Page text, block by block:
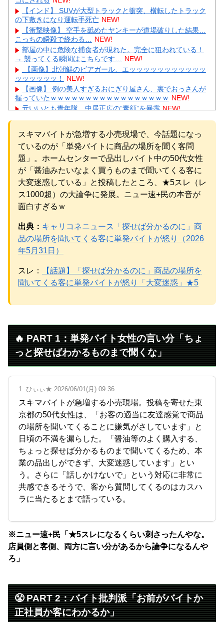
【インド】 SUVが大型トラックと衝突、横転したトラック
の下敷きになり運転手死亡 NEW!
【衝撃映像】 空手を舐めたヤンキーが道場破りした結果…
こっちの瞬殺で終わる…
NEW!
部屋の中に危険な捕食者が現れた。完全に狙われている！
→ 襲ってくる瞬間はこちらです…
NEW!
【画像】北朝鮮のビアガール、エッッッッッッッッッッッ
ッッッッッッ！
NEW!
【画像】 例の美人すぎるおにぎり屋さん、裏でおっさんが
握っていたｗｗｗｗｗｗｗｗｗｗｗｗｗｗｗｗｗ NEW!
元いいとも青年隊、中居正広の”素顔”を暴露 NEW!
中国、三峡ダムが全開放流。長江流域で深刻な洪水被害
【動画】 町の中華料理屋さん、娘の採用で人気店になって
しまう NEW!
【物議】”子供1人2000万円”にガル民本音爆発→子なし・子
持ち大激論にｗｗｗ NEW!
【物議】ひろゆき氏に嫁ブチギレ離婚宣言→まさかの結末
にガル民騒然ｗｗｗ
元AKB社長、22億円申告漏れ 乃木坂46運営会社の株式を
パチンコ京楽産業に譲渡【ノース・リバー】【窪田康志】
パチンコ京楽産業に譲渡【ノース・リバー】【窪田康志】
Powered by livedoor 相互RSS
スキマバイトが急増する小売現場で、今話題になっ
ているのが「単発バイトに商品の場所を聞く客問
題」。ホームセンターで品出しバイト中の50代女性
が「醤油みたいなよく買うものまで聞いてくる客に
大変迷惑している」と投稿したところ、★5スレ（レ
ス1000超）の大論争に発展。ニュー速+民の本音が
面白すぎるｗ
出典： キャリコネニュース「探せば分かるのに」商
品の場所を聞いてくる客に単発バイトが怒り（2026
年5月31日）
スレ：
【話題】「探せば分かるのに」商品の場所を
聞いてくる客に単発バイトが怒り「大変迷惑」★5
🔥 PART 1：単発バイト女性の言い分「ちょ
っと探せばわかるものまで聞くな」
1. ひぃぃ★ 2026/06/01(月) 09:36
スキマバイトが急増する小売現場。投稿を寄せた東
京都の50代女性は、「お客の適当に友達感覚で商品
の場所を聞いてくることに嫌気がさしています」と
日頃の不満を漏らした。「醤油等のよく購入する、
ちょっと探せば分かるものまで聞いてくるため、本
業の品出しができず、大変迷惑しています」とい
う。さらに「話しかけないで」という対応に非常に
共感できるそうで、客から質問してくるのはカスハ
ラに当たるとまで語っている。
※ニュー速+民「★5スレになるくらい刺さったんやな。
店員側と客側、両方に言い分があるから論争になるんや
ろ」
😤 PART 2：バイト批判派「お前がバイトか
正社員か客にわかるか」